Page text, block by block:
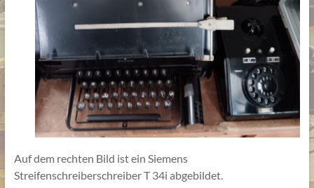
Auf dem rechten Bild ist ein Siemens
Streifenschreiberschreiber T 34i abgebildet.